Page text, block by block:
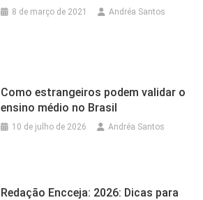
8 de março de 2021 Andréa Santos
Como estrangeiros podem validar o
ensino médio no Brasil
10 de julho de 2026 Andréa Santos
Redação Encceja: 2026: Dicas para